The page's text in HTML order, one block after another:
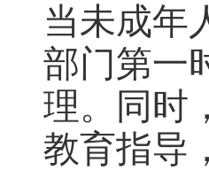
当未成年
部门第一
理。同时
教育指导